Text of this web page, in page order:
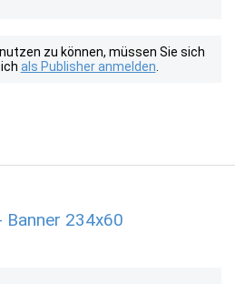
zu können, müssen Sie sich
als Publisher anmelden
234x60